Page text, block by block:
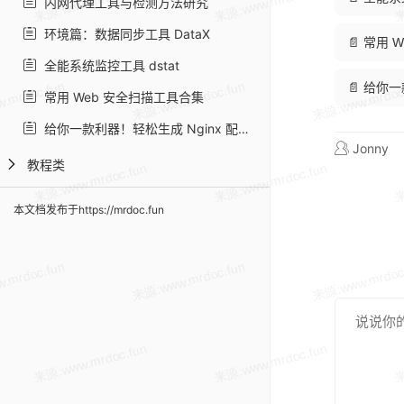
环境篇：数据同步工具 DataX
全能系统监控工具 dstat
常用 Web 安全扫描工具合集
给你一款利器！轻松生成 Nginx 配置文件
教程类
本文档发布于https://mrdoc.fun
📄 常用
📄 给你
Jonny